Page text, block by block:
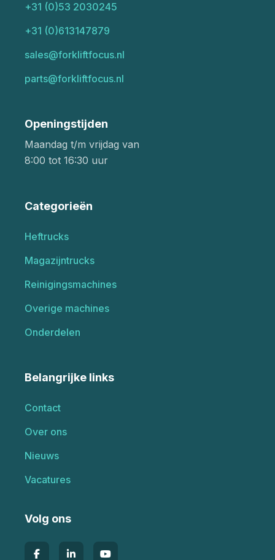
+31 (0)53 2030245
+31 (0)613147879
sales@forkliftfocus.nl
parts@forkliftfocus.nl
Openingstijden
Maandag t/m vrijdag van
8:00 tot 16:30 uur
Categorieën
Heftrucks
Magazijntrucks
Reinigingsmachines
Overige machines
Onderdelen
Belangrijke links
Contact
Over ons
Nieuws
Vacatures
Volg ons